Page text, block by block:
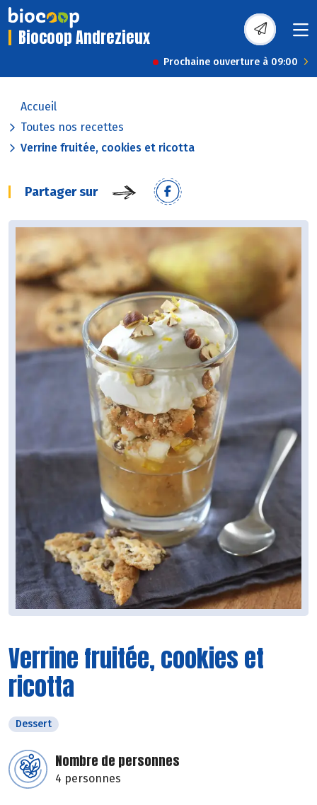
Biocoop Andrezieux
Prochaine ouverture à 09:00
Accueil
Toutes nos recettes
Verrine fruitée, cookies et ricotta
Partager sur
Verrine fruitée, cookies et
ricotta
Dessert
Nombre de personnes
4 personnes